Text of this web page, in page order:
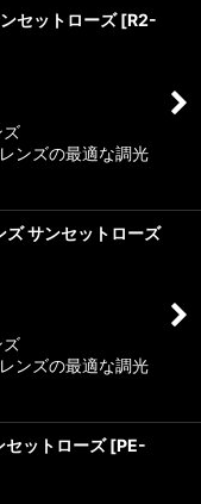
セットローズ [R2-
ズ
ンズの最適な調光
サンセットローズ
ズ
ンズの最適な調光
セットローズ [PE-